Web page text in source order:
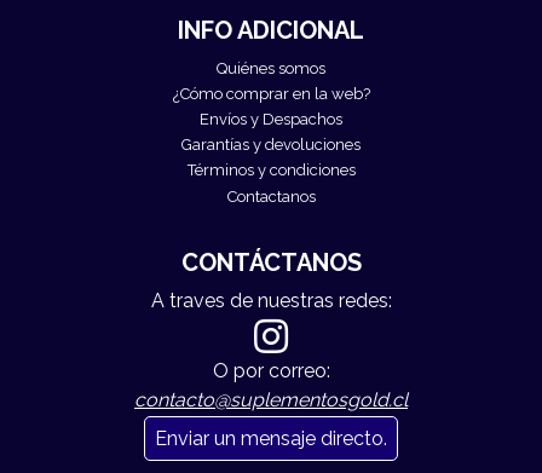
INFO ADICIONAL
Quiénes somos
¿Cómo comprar en la web?
Envíos y Despachos
Garantías y devoluciones
Términos y condiciones
Contactanos
CONTÁCTANOS
A traves de nuestras redes:
O por correo:
contacto@suplementosgold.cl
Enviar un mensaje directo.